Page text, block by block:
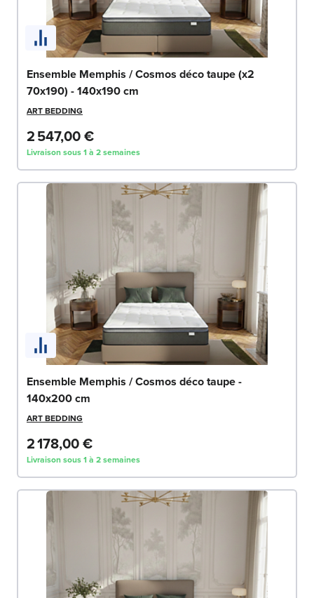
Ensemble Memphis / Cosmos déco taupe (x2
70x190) - 140x190 cm
ART BEDDING
2 547,00 €
Livraison sous 1 à 2 semaines
Ensemble Memphis / Cosmos déco taupe -
140x200 cm
ART BEDDING
2 178,00 €
Livraison sous 1 à 2 semaines